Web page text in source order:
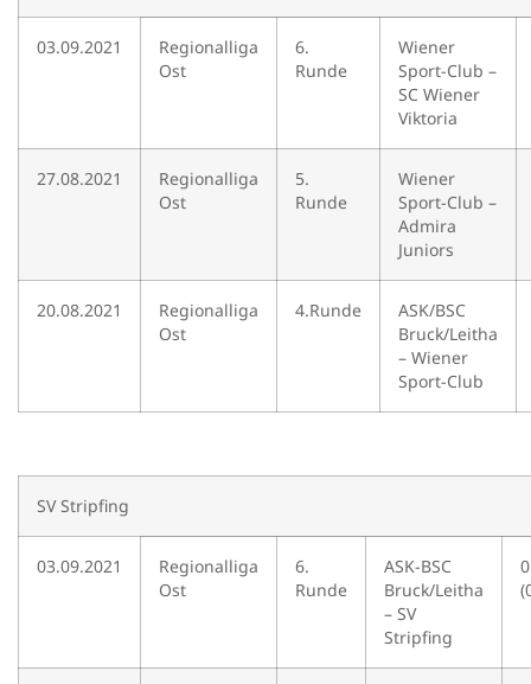
03.09.2021
Regionalliga
Ost
6.
Runde
Wiener
Sport-Club –
SC Wiener
Viktoria
27.08.2021
Regionalliga
Ost
5.
Runde
Wiener
Sport-Club –
Admira
Juniors
20.08.2021
Regionalliga
Ost
4.Runde
ASK/BSC
Bruck/Leitha
– Wiener
Sport-Club
SV Stripfing
03.09.2021
Regionalliga
Ost
6.
Runde
ASK-BSC
Bruck/Leitha
– SV
Stripfing